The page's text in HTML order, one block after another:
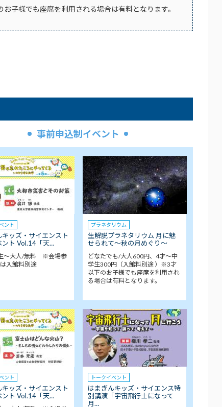
子様でも座席を利用される場合は有料となります。
事前申込制イベント
ント
キッズ・サイエンスト
ント Vol.14「天…
～大人/無料 ※会場参
入館料別途
プラネタリウム
生解説プラネタリウム 月に魅
せられて～秋の月めぐり～
どなたでも/大人600円、4才～中
学生300円（入館料別途 ）※3才
以下のお子様でも座席を利用され
る場合は有料となります。
ント
キッズ・サイエンスト
ント Vol.14「天…
トークイベント
はまぎんキッズ・サイエンス特
別講演「宇宙飛行士になって
月…